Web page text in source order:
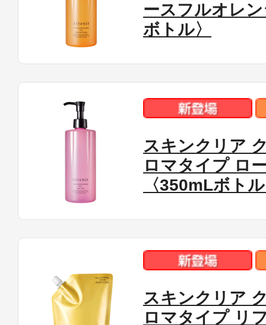
ースフルオレ
ボトル〉
スキンクリア
ロマタイプ ロ
〈350mLボト
スキンクリア
ロマタイプ リ